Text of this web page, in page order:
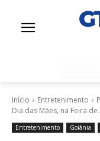
Início Entretenimento
Dia das Mães, na Feira
Entretenimento Goiânia